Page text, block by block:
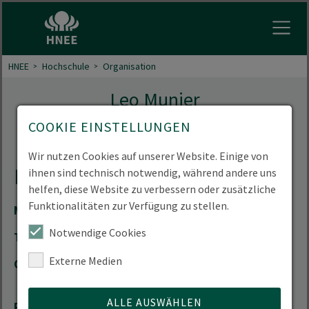
HNEE Hochschule Organisation
Leo Munier
Wissenschaftlicher Mitarbeiter
Kontakt
Mail
LeoFelix.Munier(at)hnee.de
Telefon
+49 3334 657-356
Ort
Waldcampus | Alfred-Möller-Straße 1 | 16225
COOKIE EINSTELLUNGEN
Wir nutzen Cookies auf unserer Website. Einige von
ihnen sind technisch notwendig, während andere uns
helfen, diese Website zu verbessern oder zusätzliche
Funktionalitäten zur Verfügung zu stellen.
Notwendige Cookies
Externe Medien
ALLE AUSWÄHLEN